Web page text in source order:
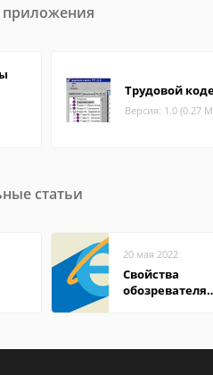
Трудовой
Версия: 1.0 (0.27
статьи
20 мая 2022
Свойства
обозревателя